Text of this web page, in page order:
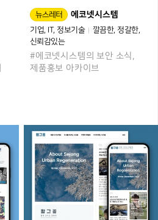
뉴스레터 에코넷시스템
기업 IT 정보기술 깔끔한 정갈한
신뢰감있는
#에코넷시스템의 보안 소식,
제품홍보 아카이브